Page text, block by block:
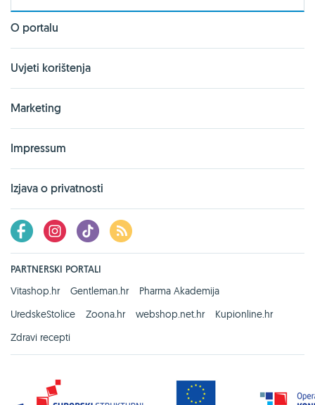
O portalu
Uvjeti korištenja
Marketing
Impressum
Izjava o privatnosti
PARTNERSKI PORTALI
Vitashop.hr
Gentleman.hr
Pharma Akademija
UredskeStolice
Zoona.hr webshop.net.hr
Kupionline.hr
Zdravi recepti